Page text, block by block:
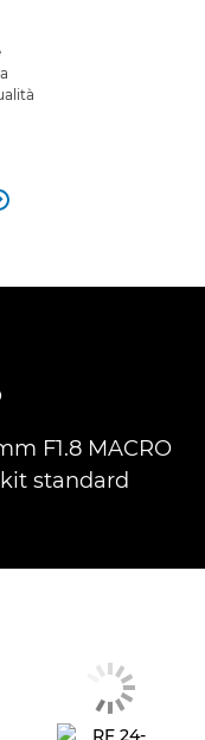
F1.8 MACRO
kit standard